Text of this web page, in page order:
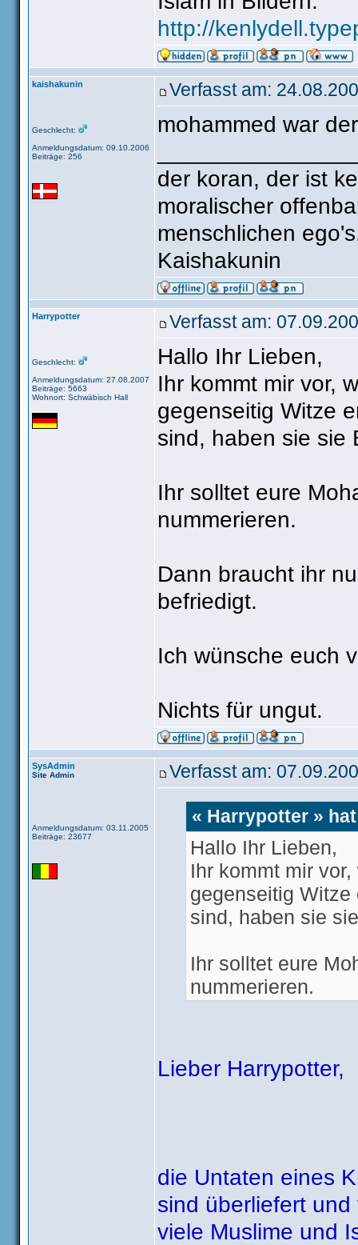
http://
kaishakunin
Geschlecht:
Anmeldungsdatum: 09.10.2006
Beiträge: 256
Verfasst am:
mohammed war
der koran, der ist
moralischer
menschlichen
Kaishakunin
Harrypotter
Geschlecht:
Anmeldungsdatum: 27.08.2007
Beiträge: 5663
Wohnort: Schwäbisch Hall
Verfasst am:
Hallo Ihr Lieben,
Ihr kommt mir vor,
gegenseitig Witze
sind, haben sie sie
Ihr solltet eure
nummerieren.
Dann braucht ihr
befriedigt.
Ich wünsche euch
Nichts für ungut.
SysAdmin
Site Admin
Anmeldungsdatum: 03.11.2005
Beiträge: 23677
Verfasst am:
« Harrypotter »
Hallo Ihr Lieben,
Ihr kommt mir
gegenseitig
sind, haben sie
Ihr solltet eure
nummerieren.
befriedigt.
Lieber Harrypotter,
die Untaten eines
sind überliefert
viele Muslime und